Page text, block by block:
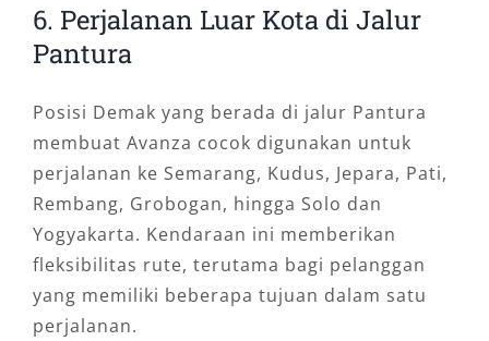
6. Perjalanan Luar Kota di Jalur
Pantura
Posisi Demak yang berada di jalur Pantura
membuat Avanza cocok digunakan untuk
perjalanan ke Semarang, Kudus, Jepara, Pati,
Rembang, Grobogan, hingga Solo dan
Yogyakarta. Kendaraan ini memberikan
fleksibilitas rute, terutama bagi pelanggan
yang memiliki beberapa tujuan dalam satu
perjalanan.